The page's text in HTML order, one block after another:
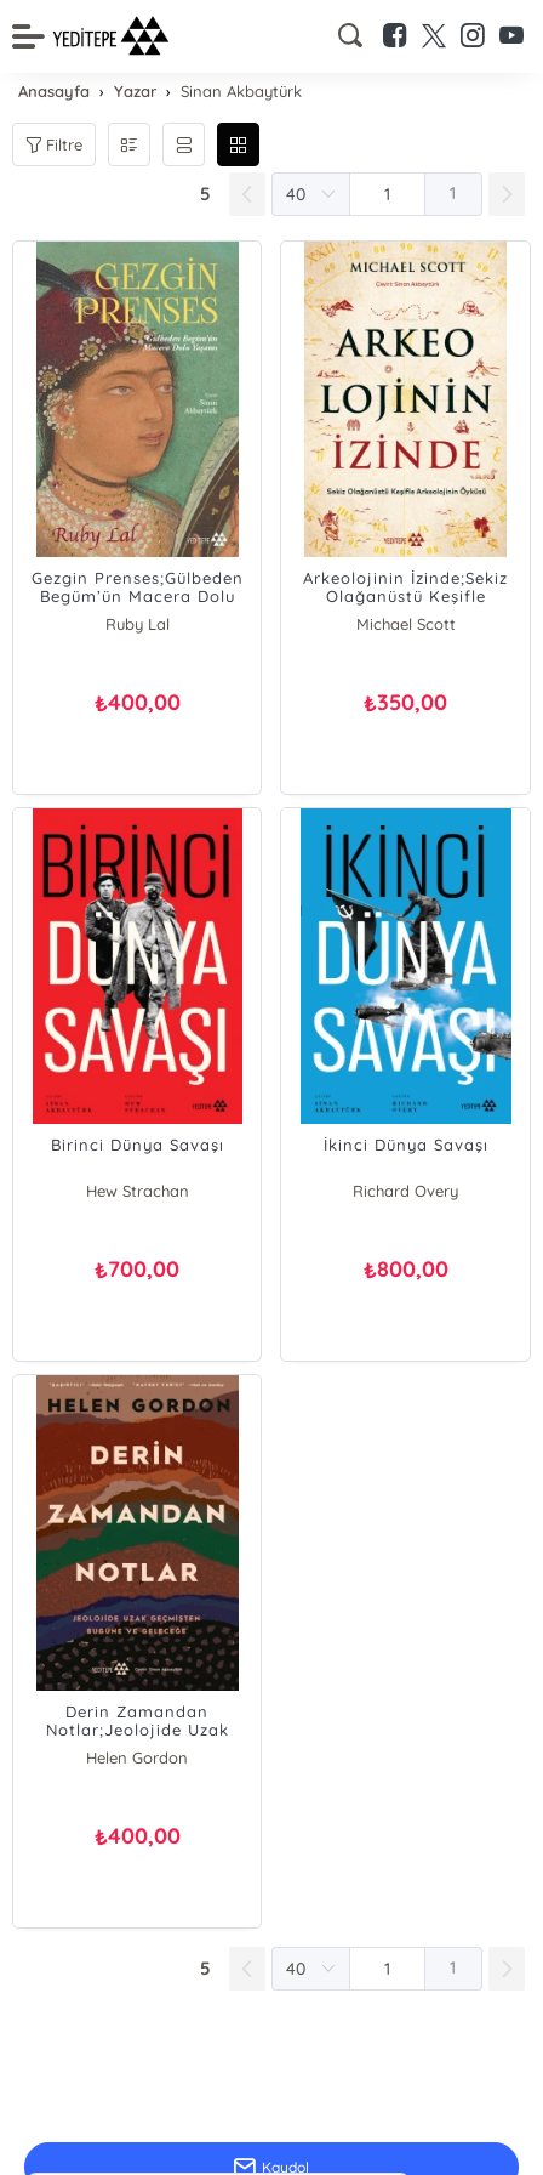
Anasayfa Yazar Sinan Akbaytürk
Filtre
5 1
Gezgin Prenses;Gülbeden
Begüm’ün Macera Dolu
Yaşamı
Ruby Lal
₺400,00
Arkeolojinin İzinde;Sekiz
Olağanüstü Keşifle
Arkeolojinin Öyküsü
Michael Scott
₺350,00
Birinci Dünya Savaşı
Hew Strachan
₺700,00
İkinci Dünya Savaşı
Richard Overy
₺800,00
Derin Zamandan
Notlar;Jeolojide Uzak
Geçmişten Bugüne Ve
Geleceğe
Helen Gordon
₺400,00
5 1
Kaydol